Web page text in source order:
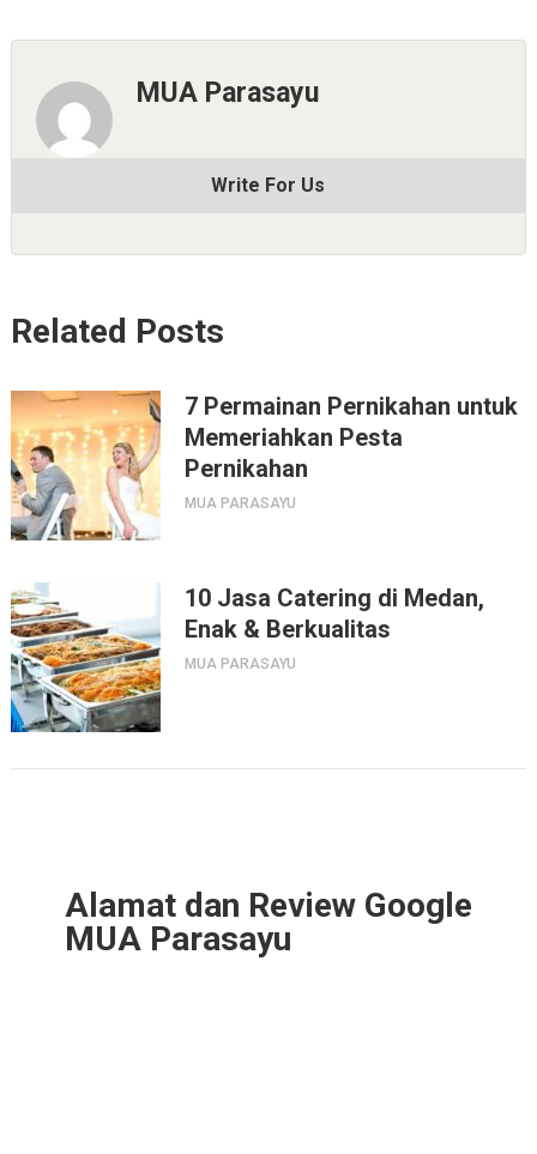
MUA Parasayu
Write For Us
Related Posts
7 Permainan Pernikahan untuk
Memeriahkan Pesta
Pernikahan
MUA PARASAYU
10 Jasa Catering di Medan,
Enak & Berkualitas
MUA PARASAYU
Alamat dan Review Google
MUA Parasayu